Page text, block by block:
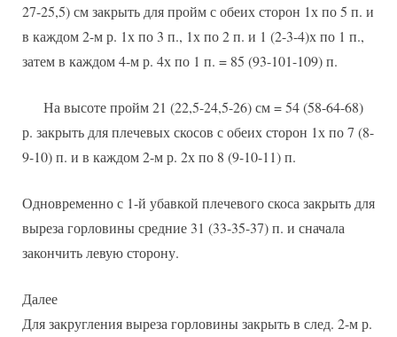
27-25,5) см закрыть для пройм с обеих сторон 1х по 5 п. и
в каждом 2-м р. 1х по 3 п., 1х по 2 п. и 1 (2-3-4)х по 1 п.,
затем в каждом 4-м р. 4х по 1 п. = 85 (93-101-109) п.
На высоте пройм 21 (22,5-24,5-26) см = 54 (58-64-68)
р. закрыть для плечевых скосов с обеих сторон 1х по 7 (8-
9-10) п. и в каждом 2-м р. 2х по 8 (9-10-11) п.
Одновременно с 1-й убавкой плечевого скоса закрыть для
выреза горловины средние 31 (33-35-37) п. и сначала
закончить левую сторону.
Далее
Для закругления выреза горловины закрыть в след. 2-м р.